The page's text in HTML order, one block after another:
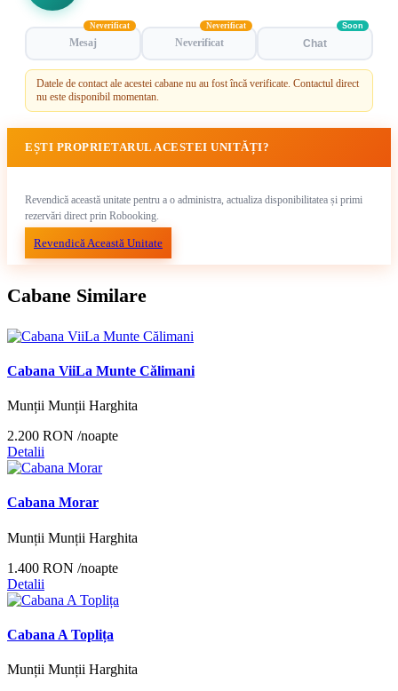
Mesaj
Neverificat
Neverificat
Neverificat
Chat
Soon
Datele de contact ale acestei cabane nu au fost încă verificate. Contactul direct
nu este disponibil momentan.
EȘTI PROPRIETARUL ACESTEI UNITĂȚI?
Revendică această unitate pentru a o administra, actualiza disponibilitatea și primi
rezervări direct prin Robooking.
Revendică Această Unitate
Cabane Similare
Cabana ViiLa Munte Călimani
Munții Munții Harghita
2.200 RON /noapte
Detalii
Cabana Morar
Munții Munții Harghita
1.400 RON /noapte
Detalii
Cabana A Toplița
Munții Munții Harghita